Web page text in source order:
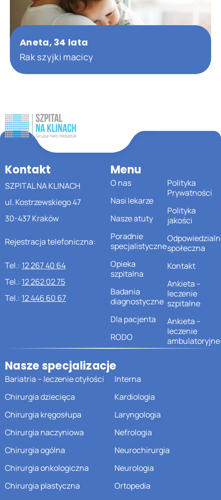
Aneta, 34 lata
Rak szyjki macicy
Kontakt
SZPITAL NA KLINACH
ul. Kostrzewskiego 47
30-437 Kraków
Rejestracja telefoniczna:
Tel.: 12 267 40 64
Tel.: 12 262 02 75
Tel.: 12 446 60 67
Menu
O nas
Nasi lekarze
Nasze atuty
Poradnie
specjalistyczne
Opieka
szpitalna
Badania
diagnostyczne
Dla pacjenta
RODO
Polityka
Prywatności
Polityka
jakości
społeczna
Kontakt
Ankieta –
leczenie
szpitalne
Ankieta –
leczenie
ambulatoryjne
Nasze specjalizacje
Bariatria – leczenie otyłości
Chirurgia dziecięca
Chirurgia kręgosłupa
Chirurgia naczyniowa
Chirurgia ogólna
Chirurgia onkologiczna
Chirurgia plastyczna
Interna
Kardiologia
Laryngologia
Nefrologia
Neurochirurgia
Neurologia
Ortopedia